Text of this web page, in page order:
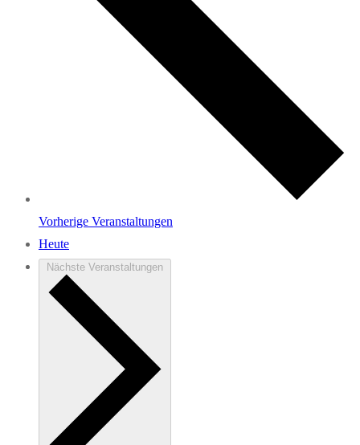
Vorherige Veranstaltungen
Heute
Nächste Veranstaltungen